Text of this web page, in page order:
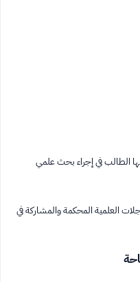
الطالب في إجراء بحث علمي
العلمية المحكمة والمشاركة في